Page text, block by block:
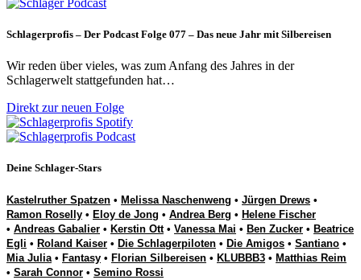
Schlagerprofis – Der Podcast Folge 077 – Das neue Jahr mit Silbereisen
Wir reden über vieles, was zum Anfang des Jahres in der
Schlagerwelt stattgefunden hat…
Direkt zur neuen Folge
Deine Schlager-Stars
Kastelruther Spatzen • Melissa Naschenweng • Jürgen Drews •
Ramon Roselly • Eloy de Jong • Andrea Berg • Helene Fischer
• Andreas Gabalier • Kerstin Ott• Vanessa Mai • Ben Zucker • Beatrice
Egli • Roland Kaiser • Die Schlagerpiloten • Die Amigos • Santiano •
Mia Julia• Fantasy • Florian Silbereisen • KLUBBB3 • Matthias Reim
• Sarah Connor • Semino Rossi